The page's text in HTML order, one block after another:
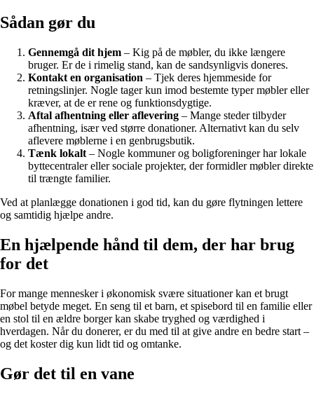
Sådan gør du
Gennemgå dit hjem – Kig på de møbler, du ikke længere
bruger. Er de i rimelig stand, kan de sandsynligvis doneres.
Kontakt en organisation – Tjek deres hjemmeside for
retningslinjer. Nogle tager kun imod bestemte typer møbler eller
kræver, at de er rene og funktionsdygtige.
Aftal afhentning eller aflevering – Mange steder tilbyder
afhentning, især ved større donationer. Alternativt kan du selv
aflevere møblerne i en genbrugsbutik.
Tænk lokalt – Nogle kommuner og boligforeninger har lokale
byttecentraler eller sociale projekter, der formidler møbler direkte
til trængte familier.
Ved at planlægge donationen i god tid, kan du gøre flytningen lettere
og samtidig hjælpe andre.
En hjælpende hånd til dem, der har brug
for det
For mange mennesker i økonomisk svære situationer kan et brugt
møbel betyde meget. En seng til et barn, et spisebord til en familie eller
en stol til en ældre borger kan skabe tryghed og værdighed i
hverdagen. Når du donerer, er du med til at give andre en bedre start –
og det koster dig kun lidt tid og omtanke.
Gør det til en vane